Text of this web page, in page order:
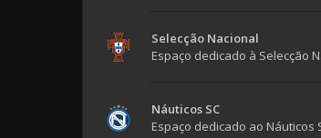
Selecção Nacional
Espaço dedicado à Selecção
Náuticos SC
Espaço dedicado ao Náuticos